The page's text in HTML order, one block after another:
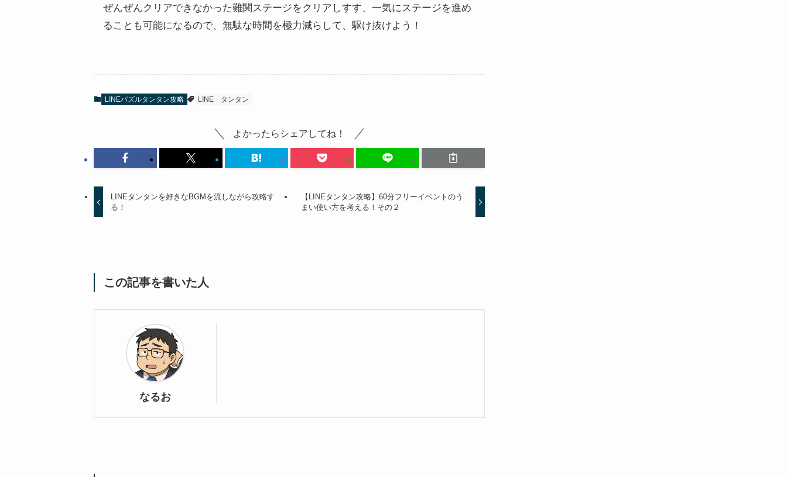
ぜんぜんクリアできなかった難関ステージをクリアしすす、一気にステージを進め
ることも可能になるので、無駄な時間を極力減らして、駆け抜けよう！
LINEパズルタンタン攻略 LINE タンタン
よかったらシェアしてね！
LINEタンタンを好きなBGMを流しながら攻略す
る！
【LINEタンタン攻略】60分フリーイベントのう
まい使い方を考える！その２
この記事を書いた人
なるお